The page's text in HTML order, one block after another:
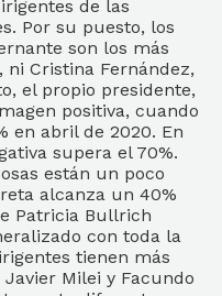
de las
Por su puesto, los
son los más
ni Cristina Fernández,
el propio presidente,
positiva, cuando
en abril de 2020. En
supera el 70%.
están un poco
alcanza un 40%
Patricia Bullrich
con toda la
tienen más
Milei y Facundo